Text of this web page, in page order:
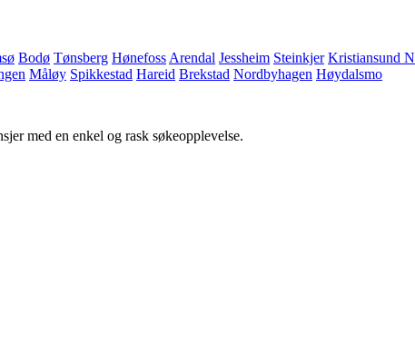
Bodø Tønsberg Hønefoss Arendal Jessheim Steinkjer Kristiansund N
Måløy Spikkestad Hareid Brekstad Nordbyhagen Høydalsmo
med en enkel og rask søkeopplevelse.